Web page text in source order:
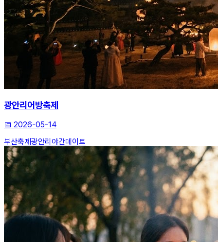
광안리어방축제
📅 2026-05-14
부산축제광안리 야간데이트